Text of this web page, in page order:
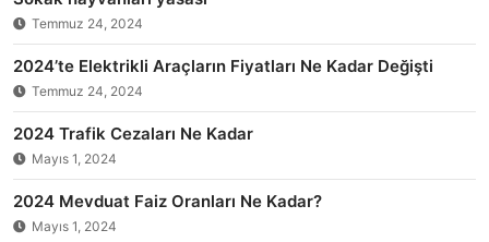
Temmuz 24, 2024
2024’te Elektrikli Araçların Fiyatları Ne Kadar Değişti
Temmuz 24, 2024
2024 Trafik Cezaları Ne Kadar
Mayıs 1, 2024
2024 Mevduat Faiz Oranları Ne Kadar?
Mayıs 1, 2024